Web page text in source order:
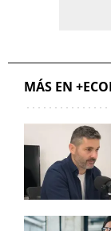
MÁS EN